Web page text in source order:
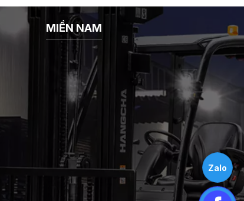
MIỀN NAM
Zalo